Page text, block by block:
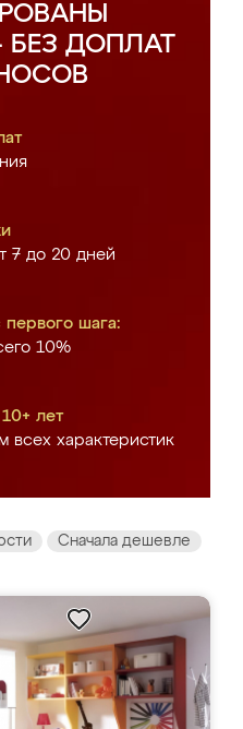
ДОПЛАТ
7 до 20 дней
шага:
10%
лет
всех характеристик
Сначала дешевле